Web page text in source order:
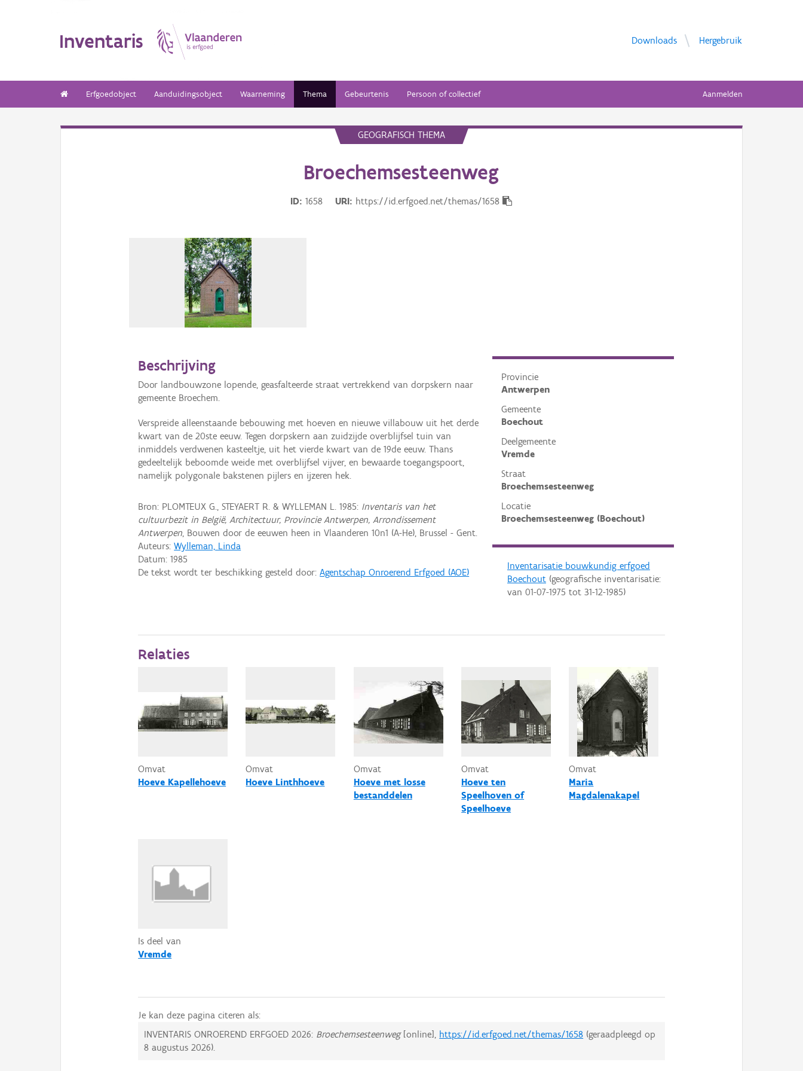
Inventaris Downloads Hergebruik
Erfgoedobject Aanduidingsobject Waarneming Thema Gebeurtenis Persoon of collectief Aanmelden
GEOGRAFISCH THEMA
Broechemsesteenweg
ID 1658 URI https://id.erfgoed.net/themas/1658
Provincie
Antwerpen
Gemeente
Boechout
Deelgemeente
Vremde
Straat
Broechemsesteenweg
Locatie
Broechemsesteenweg (Boechout)
Inventarisatie bouwkundig erfgoed
Boechout(geografische inventarisatie:
van 01-07-1975 tot 31-12-1985)
Beschrijving
Door landbouwzone lopende, geasfalteerde straat vertrekkend van dorpskern naar
gemeente Broechem.
Verspreide alleenstaande bebouwing met hoeven en nieuwe villabouw uit het derde
kwart van de 20ste eeuw. Tegen dorpskern aan zuidzijde overblijfsel tuin van
inmiddels verdwenen kasteeltje, uit het vierde kwart van de 19de eeuw. Thans
gedeeltelijk beboomde weide met overblijfsel vijver, en bewaarde toegangspoort,
namelijk polygonale bakstenen pijlers en ijzeren hek.
Bron: PLOMTEUX G., STEYAERT R. & WYLLEMAN L. 1985: Inventaris van het
cultuurbezit in België, Architectuur, Provincie Antwerpen, Arrondissement
Antwerpen , Bouwen door de eeuwen heen in Vlaanderen 10n1 (A-He), Brussel - Gent.
Auteurs:Wylleman, Linda
Datum:1985
De tekst wordt ter beschikking gesteld door:Agentschap Onroerend Erfgoed (AOE)
Relaties
Omvat
Hoeve Kapellehoeve
Omvat
Hoeve Linthhoeve
Omvat
Hoeve met losse
bestanddelen
Omvat
Hoeve ten
Speelhoven of
Speelhoeve
Omvat
Maria
Magdalenakapel
Is deel van
Vremde
Je kan deze pagina citeren als:
INVENTARIS ONROEREND ERFGOED 2026: Broechemsesteenweg[online], https://id.erfgoed.net/themas/1658 (geraadpleegd op
8 augustus 2026).